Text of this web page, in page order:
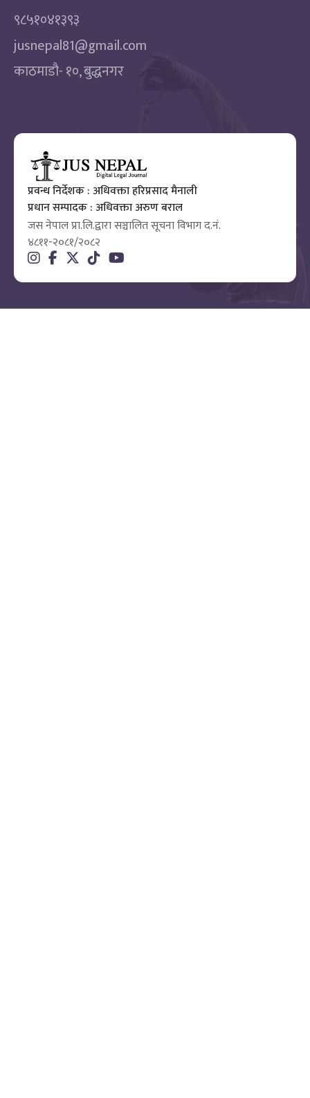
९८५१०४१३९३
jusnepal81@gmail.com
काठमाडाै‌- १०, बुद्धनगर
प्रवन्ध निर्देशक : अधिवक्ता हरिप्रसाद मैनाली
प्रधान सम्पादक : अधिवक्ता अरुण बराल
जस नेपाल प्रा.लि.द्वारा सञ्चालित सूचना विभाग द.नं.
४८११-२०८१/२०८२